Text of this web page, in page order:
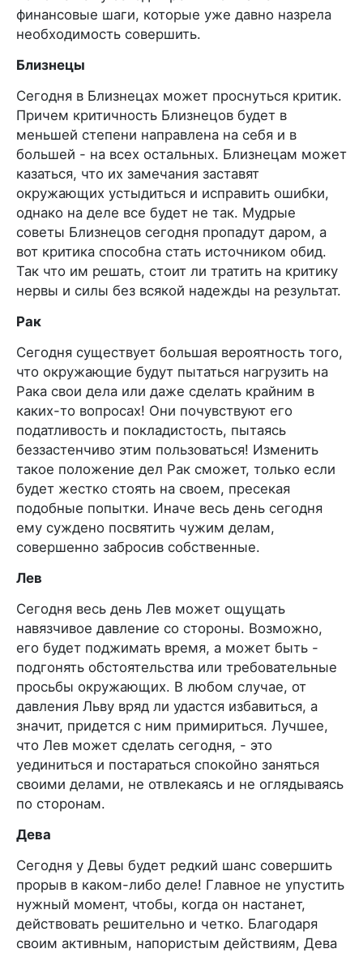
финансовые шаги, которые уже давно назрела
необходимость совершить.
Близнецы
Сегодня в Близнецах может проснуться критик.
Причем критичность Близнецов будет в
меньшей степени направлена на себя и в
большей - на всех остальных. Близнецам может
казаться, что их замечания заставят
окружающих устыдиться и исправить ошибки,
однако на деле все будет не так. Мудрые
советы Близнецов сегодня пропадут даром, а
вот критика способна стать источником обид.
Так что им решать, стоит ли тратить на критику
нервы и силы без всякой надежды на результат.
Рак
Сегодня существует большая вероятность того,
что окружающие будут пытаться нагрузить на
Рака свои дела или даже сделать крайним в
каких-то вопросах! Они почувствуют его
податливость и покладистость, пытаясь
беззастенчиво этим пользоваться! Изменить
такое положение дел Рак сможет, только если
будет жестко стоять на своем, пресекая
подобные попытки. Иначе весь день сегодня
ему суждено посвятить чужим делам,
совершенно забросив собственные.
Лев
Сегодня весь день Лев может ощущать
навязчивое давление со стороны. Возможно,
его будет поджимать время, а может быть -
подгонять обстоятельства или требовательные
просьбы окружающих. В любом случае, от
давления Льву вряд ли удастся избавиться, а
значит, придется с ним примириться. Лучшее,
что Лев может сделать сегодня, - это
уединиться и постараться спокойно заняться
своими делами, не отвлекаясь и не оглядываясь
по сторонам.
Дева
Сегодня у Девы будет редкий шанс совершить
прорыв в каком-либо деле! Главное не упустить
нужный момент, чтобы, когда он настанет,
действовать решительно и четко. Благодаря
своим активным, напористым действиям, Дева